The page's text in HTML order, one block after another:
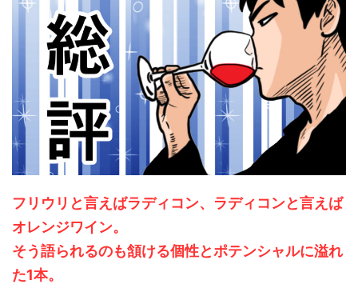
フリウリと言えばラディコン、ラディコンと言えば
オレンジワイン。
そう語られるのも頷ける個性とポテンシャルに溢れ
た1本。